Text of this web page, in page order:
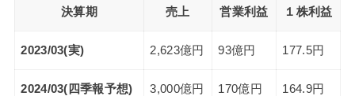
決算期 売上 営業利益 １株利益
2023/03(実) 2,623億円 93億円 177.5円
2024/03(四季報予想) 3,000億円 170億円 164.9円